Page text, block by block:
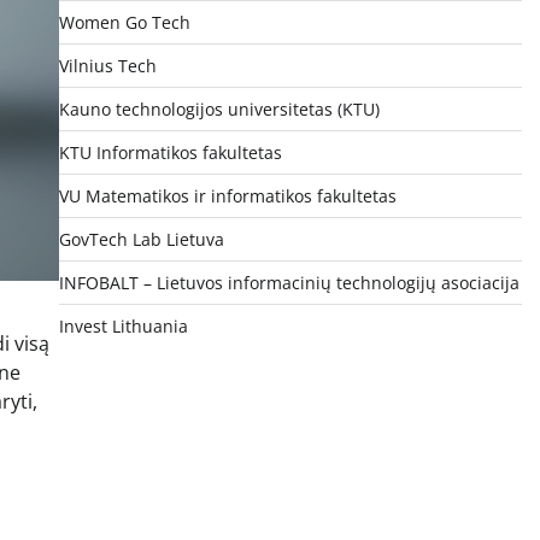
visą
Women Go Tech
Vilnius Tech
Kauno technologijos universitetas (KTU)
KTU Informatikos fakultetas
VU Matematikos ir informatikos fakultetas
GovTech Lab Lietuva
INFOBALT – Lietuvos informacinių technologijų asociacija
Invest Lithuania